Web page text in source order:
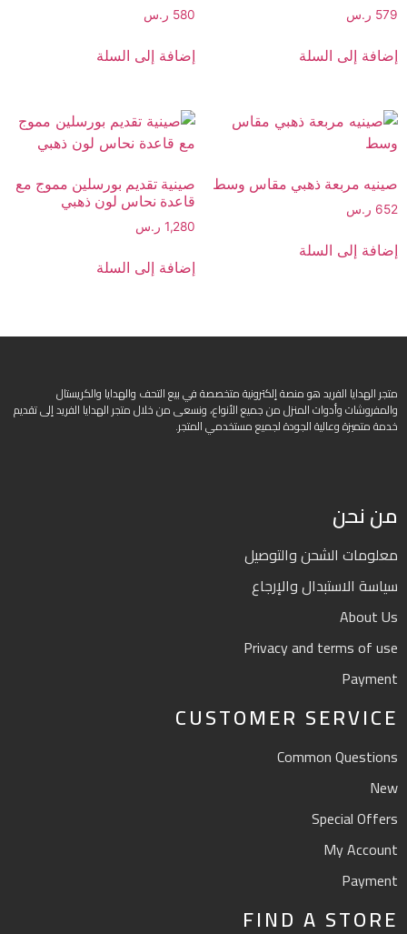
579 ر.س
إضافة إلى السلة
580 ر.س
إضافة إلى السلة
صينيه مربعة ذهبي مقاس وسط
652 ر.س
إضافة إلى السلة
صينية تقديم بورسلين مموج مع
قاعدة نحاس لون ذهبي
1,280 ر.س
إضافة إلى السلة
متجر الهدايا الفريد هو منصة إلكترونية متخصصة في بيع التحف والهدايا والكريستال
والمفروشات وأدوات المنزل من جميع الأنواع، ونسعى من خلال متجر الهدايا الفريد إلى تقديم
خدمة متميزة وعالية الجودة لجميع مستخدمي المتجر.
من نحن
معلومات الشحن والتوصيل
سياسة الاستبدال والإرجاع
About Us
Privacy and terms of use
Payment
CUSTOMER SERVICE
Common Questions
New
Special Offers
My Account
Payment
FIND A STORE